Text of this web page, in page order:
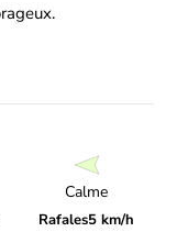
Calme
Rafales5 km/h